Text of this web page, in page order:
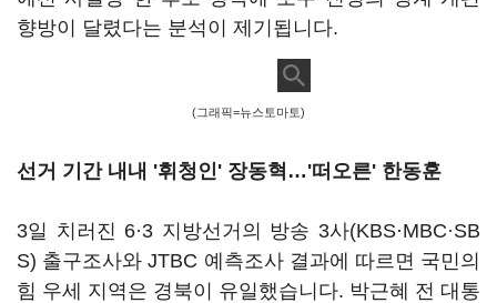
향방이 달렸다는 분석이 제기됩니다.
(그래픽=뉴스토마토)
선거 기간 내내 '휘청인' 장동혁…'떠오른' 한동훈
3일 치러진 6·3 지방선거의 방송 3사(KBS·MBC·SB
S) 출구조사와 JTBC 예측조사 결과에 따르면 국민의
힘 우세 지역은 경북이 유일했습니다. 박근혜 전 대통